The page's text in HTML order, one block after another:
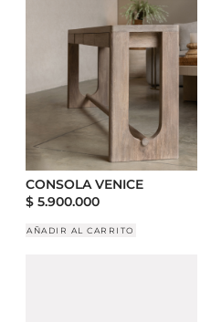
CONSOLA VENICE
$ 5.900.000
AÑADIR AL CARRITO